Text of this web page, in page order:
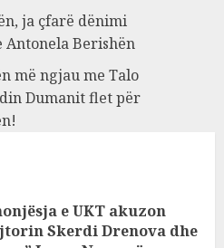
ja çfarë dënimi
Berishën
më ngjau me Talo
Dumanit flet për
e UKT akuzon
Skerdi Drenova dhe